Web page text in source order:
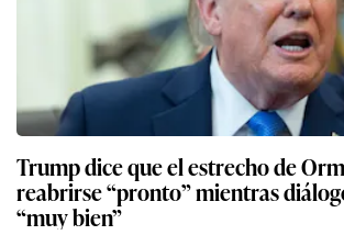
Trump dice que el estrecho de
reabrirse “pronto” mientras
“muy bien”